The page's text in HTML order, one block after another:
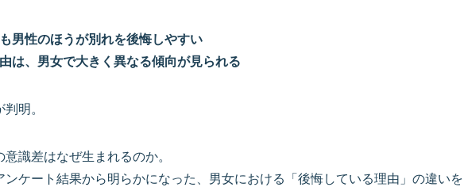
男性のほうが別れを後悔しやすい
は、男女で大きく異なる傾向が見られる
明。
意識差はなぜ生まれるのか。
ンケート結果から明らかになった、男女における「後悔している理由」の違いを